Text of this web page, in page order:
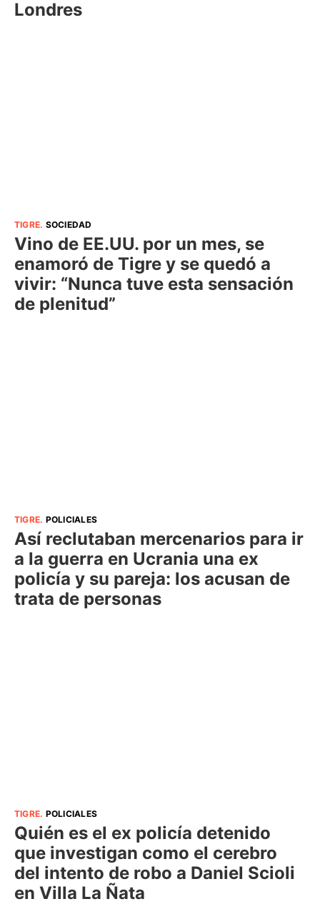
Londres
TIGRE. SOCIEDAD
Vino de EE.UU. por un mes, se
enamoró de Tigre y se quedó a
vivir: “Nunca tuve esta sensación
de plenitud”
TIGRE. POLICIALES
Así reclutaban mercenarios para ir
a la guerra en Ucrania una ex
policía y su pareja: los acusan de
trata de personas
TIGRE. POLICIALES
Quién es el ex policía detenido
que investigan como el cerebro
del intento de robo a Daniel Scioli
en Villa La Ñata